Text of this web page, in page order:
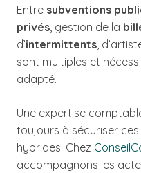
Entre subventions
privés, gestion de la
d’intermittents,
sont multiples et
adapté.
Une expertise
toujours à sécuriser
hybrides. Chez
accompagnons les